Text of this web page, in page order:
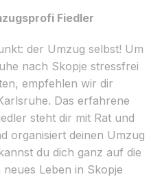
Fiedler
der Umzug selbst! Um
nach Skopje stressfrei
empfehlen wir dir
Das erfahrene
steht dir mit Rat und
organisiert deinen Umzug
du dich ganz auf die
Leben in Skopje